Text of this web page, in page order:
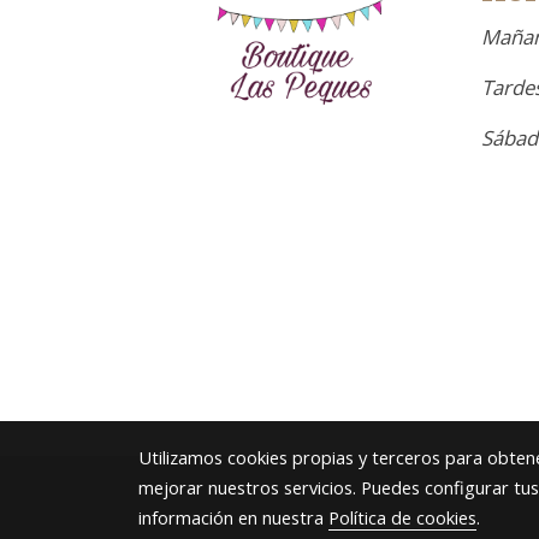
Utilizamos cookies propias y terceros para
mejorar nuestros servicios. Puedes configurar
información en nuestra Política de cookies.